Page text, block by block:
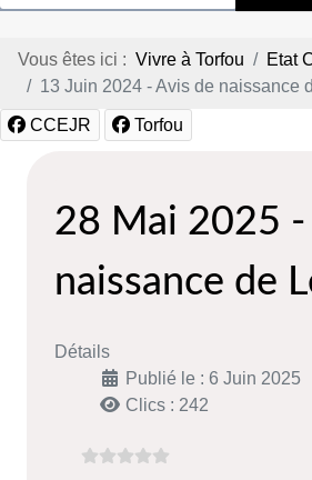
Vous êtes ici : Vivre à Torfou
Etat
13 Juin 2024 - Avis de naissance
CCEJR Torfou
28 Mai 2025 -
naissance de
Détails
Publié le : 6 Juin 2025
Clics : 242